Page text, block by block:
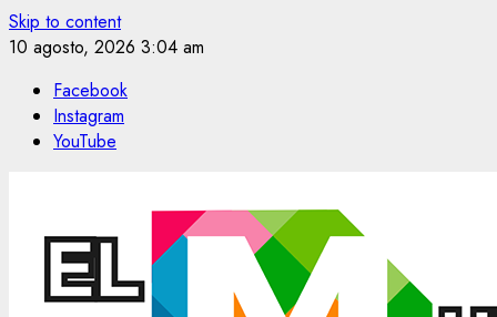
Skip to content
10 agosto, 2026 3:04 am
Facebook
Instagram
YouTube